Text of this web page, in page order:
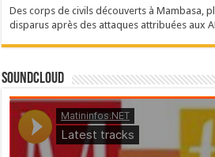
Des corps de civils découverts à Mambasa,
disparus après des attaques attribuées aux
SoundCloud